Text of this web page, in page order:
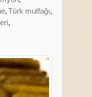
,Türk mutfağı,
,